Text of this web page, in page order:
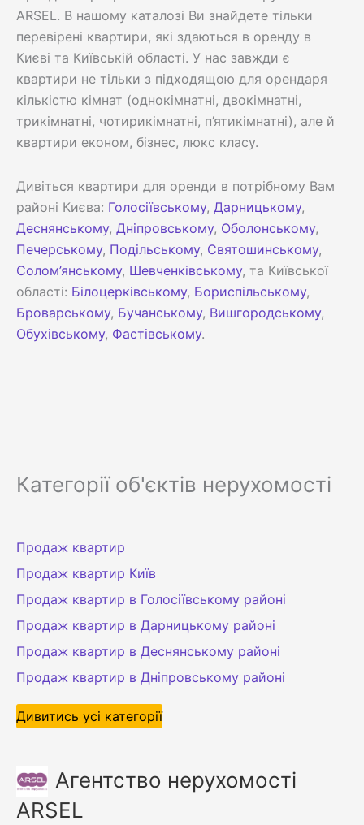
Категорії об'єктів нерухомості
Продаж квартир
Продаж квартир Київ
Продаж квартир в Голосіївському районі
Продаж квартир в Дарницькому районі
Продаж квартир в Деснянському районі
Продаж квартир в Дніпровському районі
Дивитись усі категорії
Агентство нерухомості
ARSEL
ARSEL. В нашому каталозі Ви знайдете тільки
перевірені квартири, які здаються в оренду в
Києві та Київській області. У нас завжди є
квартири не тільки з підходящою для орендаря
кількістю кімнат (однокімнатні, двокімнатні,
трикімнатні, чотирикімнатні, п’ятикімнатні), але й
квартири економ, бізнес, люкс класу.
Дивіться квартири для оренди в потрібному Вам
районі Києва: Голосіївському, Дарницькому,
Деснянському, Дніпровському, Оболонському,
Печерському, Подільському, Святошинському,
Солом’янському, Шевченківському, та Київської
області: Білоцерківському, Бориспільському,
Броварському, Бучанському, Вишгородському,
Обухівському, Фастівському.